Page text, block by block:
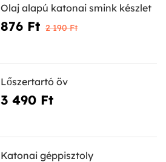
Olaj alapú katonai smink készlet
876 Ft‎ 2 190 Ft‎
Lőszertartó öv
3 490 Ft‎
Katonai géppisztoly